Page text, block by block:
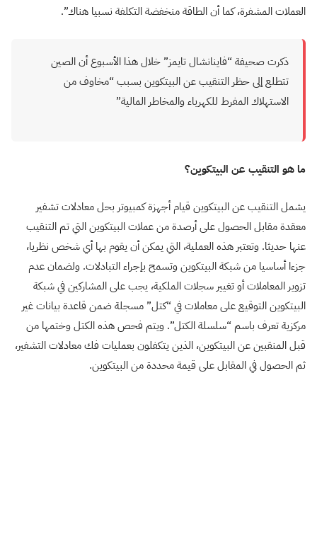
العملات المشفرة، كما أن الطاقة منخفضة التكلفة نسبيا هناك”.
ذكرت صحيفة “فاينانشال تايمز” خلال هذا الأسبوع أن الصين
تتطلع إلى حظر التنقيب عن البيتكوين بسبب “مخاوف من
الاستهلاك المفرط للكهرباء والمخاطر المالية”
ما هو التنقيب عن البيتكوين؟
يشمل التنقيب عن البيتكوين قيام أجهزة كمبيوتر بحل معادلات تشفير
معقدة مقابل الحصول على أرصدة من عملات البيتكوين التي تم التنقيب
عنها حديثا. وتعتبر هذه العملية، التي يمكن أن يقوم بها أي شخص نظريا،
جزءا أساسيا من شبكة البيتكوين وتسمح بإجراء التبادلات. ولضمان عدم
تزوير المعاملات أو تغيير سجلات الملكية، يجب على المشاركين في شبكة
البيتكوين التوقيع على معاملات في “كتل” مسجلة ضمن قاعدة بيانات غير
مركزية تعرف باسم “سلسلة الكتل”. ويتم فحص هذه الكتل وختمها من
قبل المنقبين عن البيتكوين، الذين يتكفلون بعمليات فك معادلات التشفير،
ثم الحصول في المقابل على قيمة محددة من البيتكوين.